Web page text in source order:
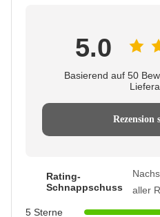
5.0
Basierend auf 50
Rezension
Rating-
Schnappschuss
aller
5 Sterne